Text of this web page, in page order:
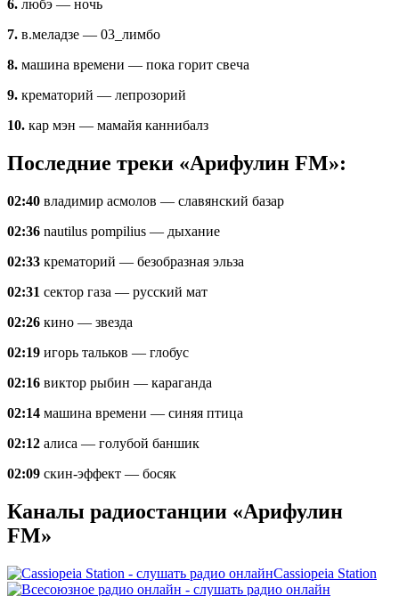
6. любэ — ночь
7. в.меладзе — 03_лимбо
8. машина времени — пока горит свеча
9. крематорий — лепрозорий
10. кар мэн — мамайя каннибалз
Последние треки «Арифулин FM»:
02:40 владимир асмолов — славянский базар
02:36 nautilus pompilius — дыхание
02:33 крематорий — безобразная эльза
02:31 сектор газа — русский мат
02:26 кино — звезда
02:19 игорь тальков — глобус
02:16 виктор рыбин — караганда
02:14 машина времени — синяя птица
02:12 алиса — голубой баншик
02:09 скин-эффект — босяк
Каналы радиостанции «Арифулин
FM»
Cassiopeia Station